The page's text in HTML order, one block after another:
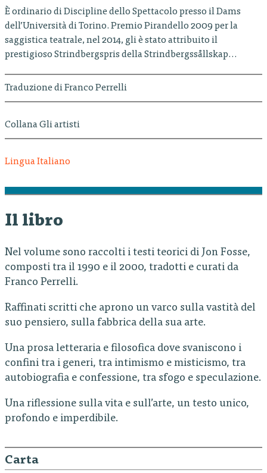
È ordinario di Discipline dello Spettacolo presso il Dams
dell’Università di Torino. Premio Pirandello 2009 per la
saggistica teatrale, nel 2014, gli è stato attribuito il
prestigioso Strindbergspris della Strindbergssållskap…
Traduzione di Franco Perrelli
Collana Gli artisti
Lingua Italiano
Il libro
Nel volume sono raccolti i testi teorici di Jon Fosse,
composti tra il 1990 e il 2000, tradotti e curati da
Franco Perrelli.
Raffinati scritti che aprono un varco sulla vastità del
suo pensiero, sulla fabbrica della sua arte.
Una prosa letteraria e filosofica dove svaniscono i
confini tra i generi, tra intimismo e misticismo, tra
autobiografia e confessione, tra sfogo e speculazione.
Una riflessione sulla vita e sull’arte, un testo unico,
profondo e imperdibile.
Carta